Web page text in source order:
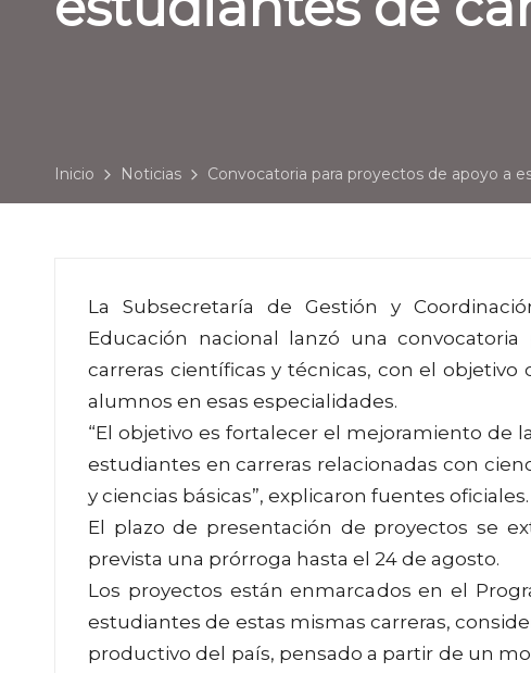
Inicio Noticias Convocatoria para proyectos de apoyo a
La Subsecretaría de Gestión y
Educación nacional lanzó una
carreras científicas y técnicas, con el
alumnos en esas especialidades.
“El objetivo es fortalecer el mejoramiento de
estudiantes en carreras relacionadas con
y ciencias básicas”, explicaron fuentes oficiales.
El plazo de presentación de proyectos se
prevista una prórroga hasta el 24 de agosto.
Los proyectos están enmarcados en el
estudiantes de estas mismas carreras,
productivo del país, pensado a partir de un